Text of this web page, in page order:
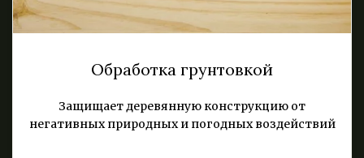
Обработка грунтовкой
Защищает деревянную конструкцию от
негативных природных и погодных воздействий